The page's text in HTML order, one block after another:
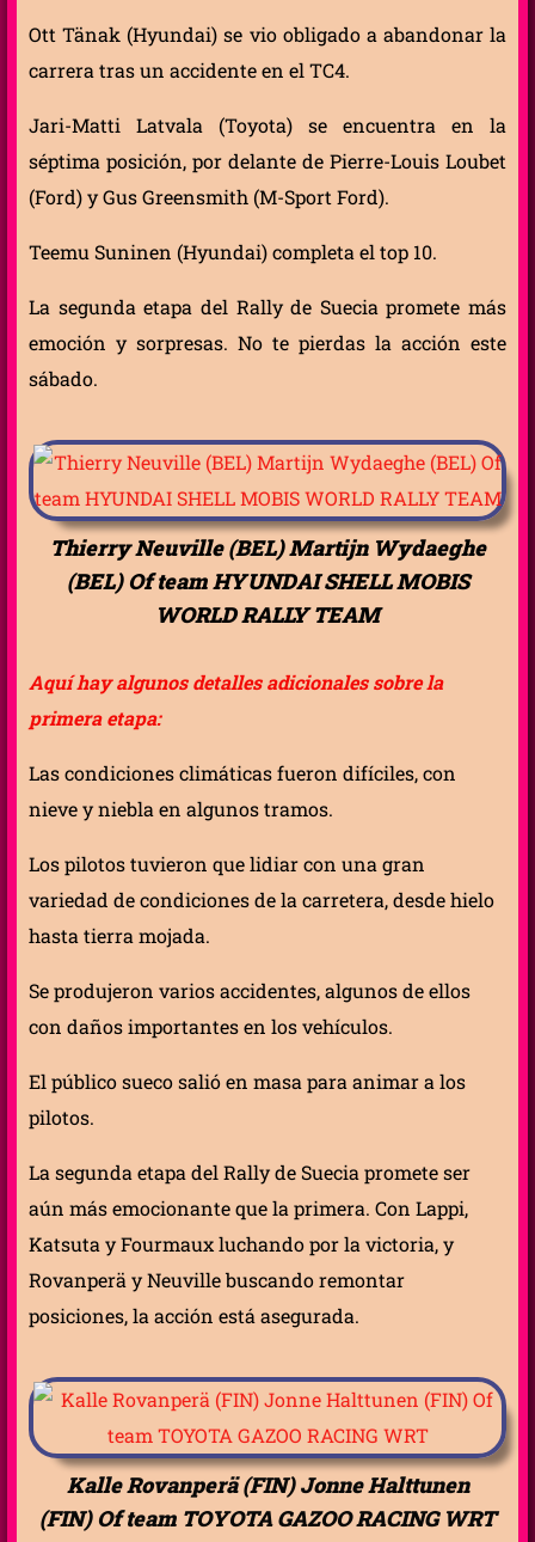
Ott Tänak (Hyundai) se vio obligado a abandonar la
carrera tras un accidente en el TC4.
Jari-Matti Latvala (Toyota) se encuentra en la
séptima posición, por delante de Pierre-Louis Loubet
(Ford) y Gus Greensmith (M-Sport Ford).
Teemu Suninen (Hyundai) completa el top 10.
La segunda etapa del Rally de Suecia promete más
emoción y sorpresas. No te pierdas la acción este
sábado.
Thierry Neuville (BEL) Martijn Wydaeghe
(BEL) Of team HYUNDAI SHELL MOBIS
WORLD RALLY TEAM
Aquí hay algunos detalles adicionales sobre la
primera etapa:
Las condiciones climáticas fueron difíciles, con
nieve y niebla en algunos tramos.
Los pilotos tuvieron que lidiar con una gran
variedad de condiciones de la carretera, desde hielo
hasta tierra mojada.
Se produjeron varios accidentes, algunos de ellos
con daños importantes en los vehículos.
El público sueco salió en masa para animar a los
pilotos.
La segunda etapa del Rally de Suecia promete ser
aún más emocionante que la primera. Con Lappi,
Katsuta y Fourmaux luchando por la victoria, y
Rovanperä y Neuville buscando remontar
posiciones, la acción está asegurada.
Kalle Rovanperä (FIN) Jonne Halttunen
(FIN) Of team TOYOTA GAZOO RACING WRT